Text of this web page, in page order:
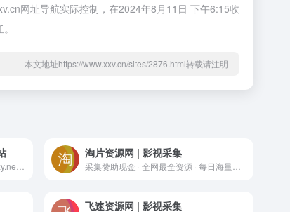
网址导航实际控制，在2024年8月11日 下午6:15收
本文地址https://www.xxv.cn/sites/2876.html转载请注明
淘片资源网 | 影视采集
飞速资源网 | 影视采集